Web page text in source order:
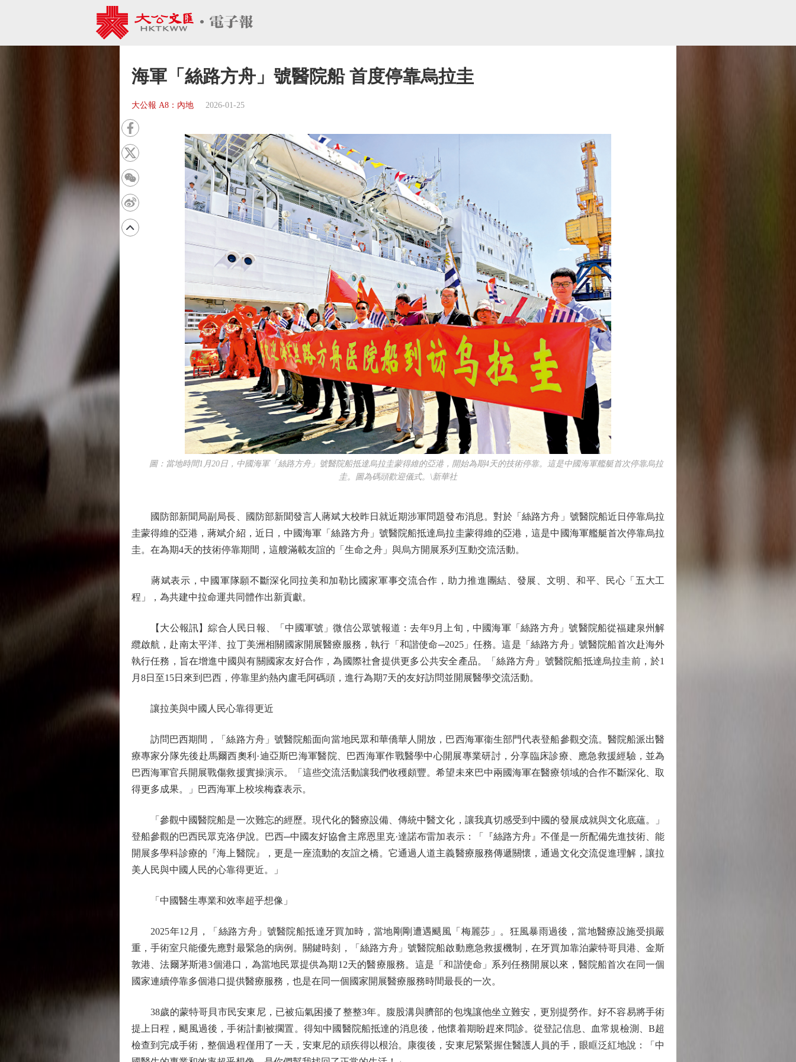
海軍「絲路方舟」號醫院船 首度停靠烏拉圭
大公報 A8：內地 2026-01-25
圖：當地時間1月20日，中國海軍「絲路方舟」號醫院船抵達烏拉圭蒙得維的亞港，開始為期4天的技術停靠。這是中國海軍艦艇首次停靠烏拉
圭。圖為碼頭歡迎儀式。\新華社
國防部新聞局副局長、國防部新聞發言人蔣斌大校昨日就近期涉軍問題發布消息。對於「絲路方舟」號醫院船近日停靠烏拉
圭蒙得維的亞港，蔣斌介紹，近日，中國海軍「絲路方舟」號醫院船抵達烏拉圭蒙得維的亞港，這是中國海軍艦艇首次停靠烏拉
圭。在為期4天的技術停靠期間，這艘滿載友誼的「生命之舟」與烏方開展系列互動交流活動。
蔣斌表示，中國軍隊願不斷深化同拉美和加勒比國家軍事交流合作，助力推進團結、發展、文明、和平、民心「五大工
程」，為共建中拉命運共同體作出新貢獻。
【大公報訊】綜合人民日報、「中國軍號」微信公眾號報道：去年9月上旬，中國海軍「絲路方舟」號醫院船從福建泉州解
纜啟航，赴南太平洋、拉丁美洲相關國家開展醫療服務，執行「和諧使命─2025」任務。這是「絲路方舟」號醫院船首次赴海外
執行任務，旨在增進中國與有關國家友好合作，為國際社會提供更多公共安全產品。「絲路方舟」號醫院船抵達烏拉圭前，於1
月8日至15日來到巴西，停靠里約熱內盧毛阿碼頭，進行為期7天的友好訪問並開展醫學交流活動。
讓拉美與中國人民心靠得更近
訪問巴西期間，「絲路方舟」號醫院船面向當地民眾和華僑華人開放，巴西海軍衞生部門代表登船參觀交流。醫院船派出醫
療專家分隊先後赴馬爾西奧利·迪亞斯巴海軍醫院、巴西海軍作戰醫學中心開展專業研討，分享臨床診療、應急救援經驗，並為
巴西海軍官兵開展戰傷救援實操演示。「這些交流活動讓我們收穫頗豐。希望未來巴中兩國海軍在醫療領域的合作不斷深化、取
得更多成果。」巴西海軍上校埃梅森表示。
「參觀中國醫院船是一次難忘的經歷。現代化的醫療設備、傳統中醫文化，讓我真切感受到中國的發展成就與文化底蘊。」
登船參觀的巴西民眾克洛伊說。巴西─中國友好協會主席恩里克·達諾布雷加表示：「『絲路方舟』不僅是一所配備先進技術、能
開展多學科診療的『海上醫院』，更是一座流動的友誼之橋。它通過人道主義醫療服務傳遞關懷，通過文化交流促進理解，讓拉
美人民與中國人民的心靠得更近。」
「中國醫生專業和效率超乎想像」
2025年12月，「絲路方舟」號醫院船抵達牙買加時，當地剛剛遭遇颶風「梅麗莎」。狂風暴雨過後，當地醫療設施受損嚴
重，手術室只能優先應對最緊急的病例。關鍵時刻，「絲路方舟」號醫院船啟動應急救援機制，在牙買加靠泊蒙特哥貝港、金斯
敦港、法爾茅斯港3個港口，為當地民眾提供為期12天的醫療服務。這是「和諧使命」系列任務開展以來，醫院船首次在同一個
國家連續停靠多個港口提供醫療服務，也是在同一個國家開展醫療服務時間最長的一次。
38歲的蒙特哥貝市民安東尼，已被疝氣困擾了整整3年。腹股溝與臍部的包塊讓他坐立難安，更別提勞作。好不容易將手術
提上日程，颶風過後，手術計劃被擱置。得知中國醫院船抵達的消息後，他懷着期盼趕來問診。從登記信息、血常規檢測、B超
檢查到完成手術，整個過程僅用了一天，安東尼的頑疾得以根治。康復後，安東尼緊緊握住醫護人員的手，眼眶泛紅地說：「中